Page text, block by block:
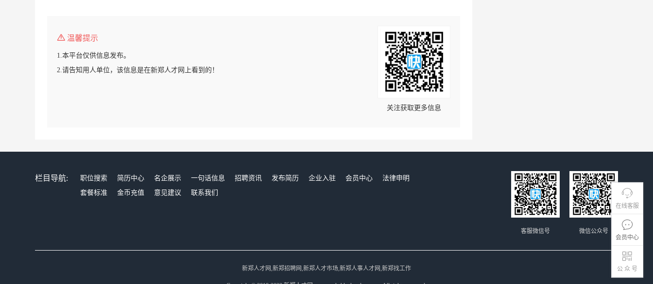
在线客服
会员中心
公 众 号
温馨提示
1.本平台仅供信息发布。
2.请告知用人单位，该信息是在新郑人才网上看到的！
关注获取更多信息
栏目导航: 职位搜索 简历中心 名企展示 一句话信息 招聘资讯 发布简历 企业入驻 会员中心
法律申明
套餐标准
金币充值 意见建议 联系我们
微信公众号
客服微信号
新郑人才网,新郑招聘网,新郑人才市场,新郑人事人才网,新郑找工作